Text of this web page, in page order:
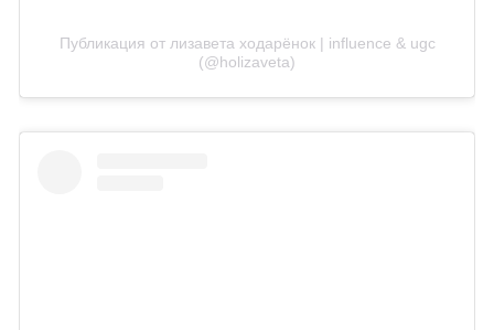
Публикация от лизавета ходарёнок | influence & ugc
(@holizaveta)